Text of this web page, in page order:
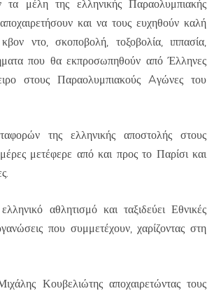
μέλη της ελληνικής Παραολυμπιακής
και να τους ευχηθούν καλή
ντο, σκοποβολή, τοξοβολία, ιππασία,
που θα εκπροσωπηθούν από Έλληνες
στους Παραολυμπιακούς Aγώνες του
της ελληνικής αποστολής στους
μετέφερε από και προς το Παρίσι και
αθλητισμό και ταξιδεύει Εθνικές
που συμμετέχουν, χαρίζοντας στη
Κουβελιώτης αποχαιρετώντας τους